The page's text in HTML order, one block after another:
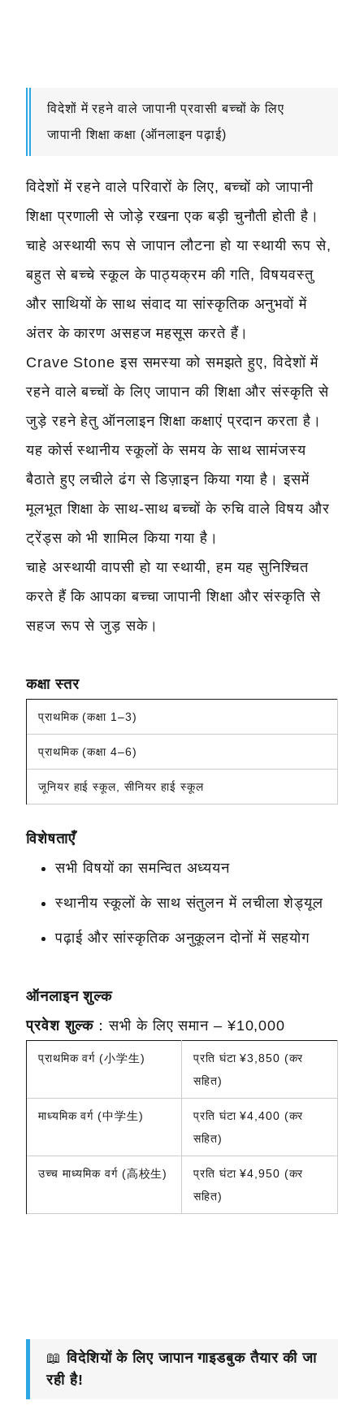
विदेशों में रहने वाले जापानी प्रवासी बच्चों के लिए
जापानी शिक्षा कक्षा (ऑनलाइन पढ़ाई)
विदेशों में रहने वाले परिवारों के लिए, बच्चों को जापानी
शिक्षा प्रणाली से जोड़े रखना एक बड़ी चुनौती होती है।
चाहे अस्थायी रूप से जापान लौटना हो या स्थायी रूप से,
बहुत से बच्चे स्कूल के पाठ्यक्रम की गति, विषयवस्तु
और साथियों के साथ संवाद या सांस्कृतिक अनुभवों में
अंतर के कारण असहज महसूस करते हैं।
Crave Stone इस समस्या को समझते हुए, विदेशों में
रहने वाले बच्चों के लिए जापान की शिक्षा और संस्कृति से
जुड़े रहने हेतु ऑनलाइन शिक्षा कक्षाएं प्रदान करता है।
यह कोर्स स्थानीय स्कूलों के समय के साथ सामंजस्य
बैठाते हुए लचीले ढंग से डिज़ाइन किया गया है। इसमें
मूलभूत शिक्षा के साथ-साथ बच्चों के रुचि वाले विषय और
ट्रेंड्स को भी शामिल किया गया है।
चाहे अस्थायी वापसी हो या स्थायी, हम यह सुनिश्चित
करते हैं कि आपका बच्चा जापानी शिक्षा और संस्कृति से
सहज रूप से जुड़ सके।
कक्षा स्तर
प्राथमिक (कक्षा 1–3)
प्राथमिक (कक्षा 4–6)
जूनियर हाई स्कूल, सीनियर हाई स्कूल
विशेषताएँ
सभी विषयों का समन्वित अध्ययन
स्थानीय स्कूलों के साथ संतुलन में लचीला शेड्यूल
पढ़ाई और सांस्कृतिक अनुकूलन दोनों में सहयोग
ऑनलाइन शुल्क
प्रवेश शुल्क：सभी के लिए समान – ¥10,000
प्राथमिक वर्ग (小学生)
प्रति घंटा ¥3,850 (कर
सहित)
माध्यमिक वर्ग (中学生)
प्रति घंटा ¥4,400 (कर
सहित)
उच्च माध्यमिक वर्ग (高校生)
प्रति घंटा ¥4,950 (कर
सहित)
📖विदेशियों के लिए जापान गाइडबुक तैयार की जा
रही है!